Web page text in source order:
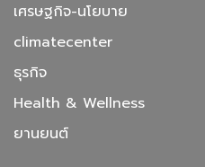
เศรษฐกิจ-นโยบาย
climatecenter
ธุรกิจ
Health & Wellness
ยานยนต์